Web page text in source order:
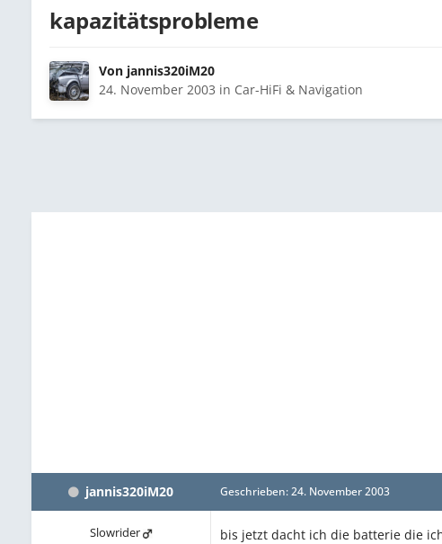
kapazitätsprobleme
Von jannis320iM20
24. November 2003 in Car-HiFi & Navigation
jannis320iM20
Slowrider
Geschrieben:24. November 2003
bis jetzt dacht ich die batterie die